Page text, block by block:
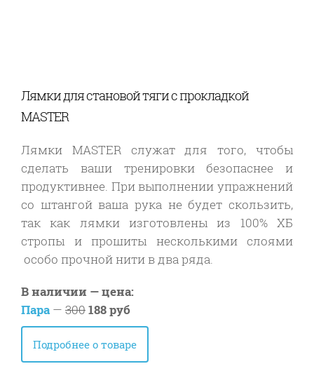
Лямки для становой тяги с прокладкой
MASTER
Лямки MASTER служат для того, чтобы
сделать ваши тренировки безопаснее и
продуктивнее. При выполнении упражнений
со штангой ваша рука не будет скользить,
так как лямки изготовлены из 100% ХБ
стропы и прошиты несколькими слоями
особо прочной нити в два ряда.
В наличии — цена:
Пара — 300188 руб
Подробнее о товаре